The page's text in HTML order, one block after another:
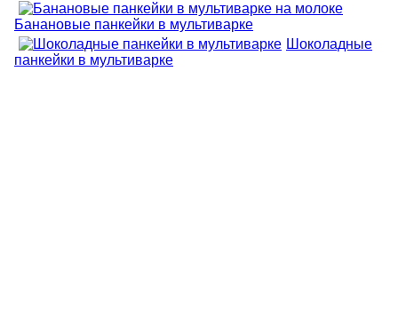
Банановые панкейки в мультиварке
Шоколадные
панкейки в мультиварке